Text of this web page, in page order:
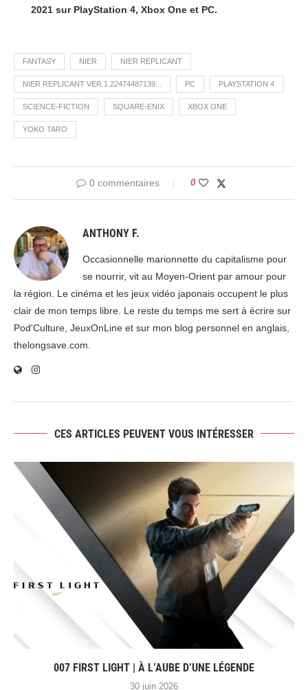
2021 sur PlayStation 4, Xbox One et PC.
FANTASY NIER NIER REPLICANT
NIER REPLICANT VER.1.22474487139... PC PLAYSTATION 4
SCIENCE-FICTION SQUARE-ENIX XBOX ONE
YOKO TARO
0 commentaires 0
ANTHONY F.
Occasionnelle marionnette du capitalisme pour
se nourrir, vit au Moyen-Orient par amour pour
la région. Le cinéma et les jeux vidéo japonais occupent le plus
clair de mon temps libre. Le reste du temps me sert à écrire sur
Pod'Culture, JeuxOnLine et sur mon blog personnel en anglais,
thelongsave.com.
CES ARTICLES PEUVENT VOUS INTÉRESSER
007 FIRST LIGHT | À L’AUBE D’UNE LÉGENDE
30 juin 2026